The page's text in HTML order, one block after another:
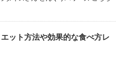
ット方法や効果的な食べ方レ